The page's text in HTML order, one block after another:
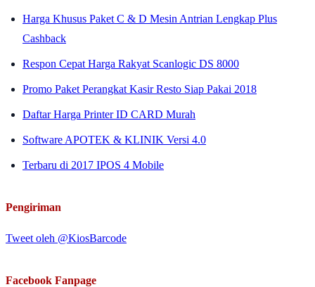
Harga Khusus Paket C & D Mesin Antrian Lengkap Plus
Cashback
Respon Cepat Harga Rakyat Scanlogic DS 8000
Promo Paket Perangkat Kasir Resto Siap Pakai 2018
Daftar Harga Printer ID CARD Murah
Software APOTEK & KLINIK Versi 4.0
Terbaru di 2017 IPOS 4 Mobile
Pengiriman
Tweet oleh @KiosBarcode
Facebook Fanpage